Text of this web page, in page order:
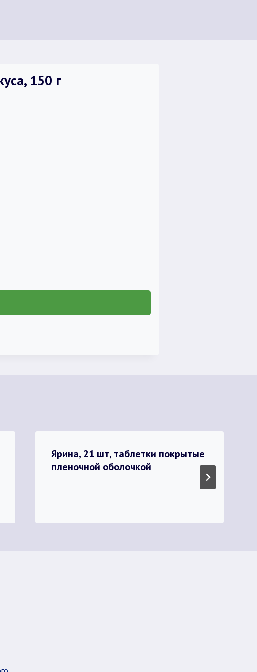
150 г
Ярина, 21 шт, таблетки покрытые
пленочной оболочкой